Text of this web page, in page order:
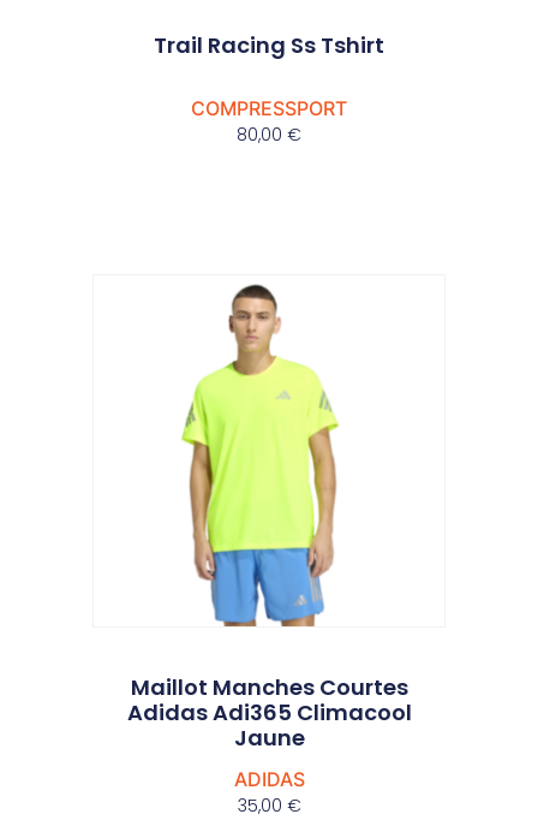
Trail Racing Ss Tshirt
COMPRESSPORT
80,00 €
Maillot Manches Courtes
Adidas Adi365 Climacool
Jaune
ADIDAS
35,00 €